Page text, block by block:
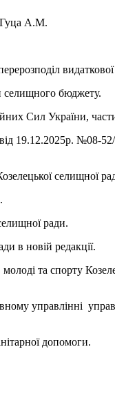
Гуца А.М.
селищного бюджету.
Сил України,
від 19.12.2025р.
селищної
ради.
в новій редакції.
та спорту
управлінні
допомоги.